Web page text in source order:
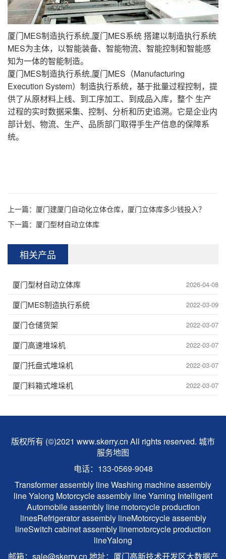
厦门MES制造执行系统,厦门MES系统 搭建以制造执行系统
MES为主体，以智能装备、智能物流、智能控制和智能感
知为一体的智能制造。
厦门MES制造执行系统,厦门MES（Manufacturing
Execution System）制造执行系统，基于批量过程控制，提
供了从原材料上线、到工序加工、到成品入库，整个 生产
过程的实时数据采集、控制、分析和历史追溯。它是企业内
部计划、物流、生产、品质部门取得手生产信息的保障系
统。
上一篇： 厦门建厦门自动化立体仓库，厦门立体库多少钱投入？
下一篇： 厦门型材自动立体库
相关产品
厦门型材自动立体库 2026-04-08
厦门MES制造执行系统 2022-03-09
厦门仓储货架 2022-03-07
厦门高速堆垛机 2022-03-07
厦门托盘式堆垛机 2022-03-07
厦门料箱式堆垛机 2022-03-07
版权所有 (©)2021 www.skerry.cn All rights reserved. 城市
服务地图
电话：133-0569-9048
Transformer assembly lineWashing machine assembly
lineYalong Motorcycle assembly lineYaming Intelligent
Automobile assembly line motorcycle production
linesRefrigerator assembly lineMotorcycle assembly
lineSwitch cabinet assembly linemotorcycle production
lineYalong
邮箱：sale@skerry.cn 地址：厦门高新技术开发区大数据产